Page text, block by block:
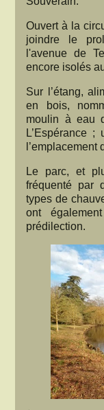
Ouvert à la
joindre le
l'avenue de
encore isolés
Sur l’étang,
en bois,
moulin à eau
L’Espérance
l’emplacement
Le parc, et
fréquenté par
types de
ont
prédilection.